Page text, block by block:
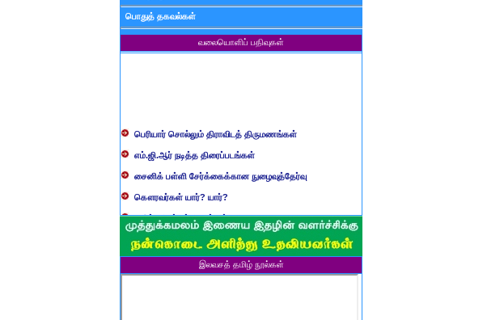
பொதுத் தகவல்கள்
வலையொளிப் பதிவுகள்
எம்.ஜி.ஆர் நடித்த திரைப்படங்கள்
சைனிக் பள்ளி சேர்க்கைக்கான நுழைவுத்தேர்வு
கௌரவர்கள் யார்? யார்?
தமிழ் ஆண்டுப் பெயர்கள்
பிள்ளையார் சுழி வந்தது எப்படி?
வருவது போவது, வந்தால் போகாது, போனால் வராது...?
பண்டைய படைப் பெயர்கள்இலவசத் தமிழ் நூல்கள்